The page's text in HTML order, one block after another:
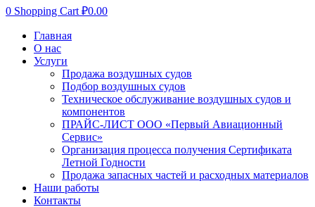
0 Shopping Cart ₽0.00
Главная
О нас
Услуги
Продажа воздушных судов
Подбор воздушных судов
Техническое обслуживание воздушных судов и
компонентов
ПРАЙС-ЛИСТ ООО «Первый Авиационный
Сервис»
Организация процесса получения Сертификата
Летной Годности
Продажа запасных частей и расходных материалов
Наши работы
Контакты